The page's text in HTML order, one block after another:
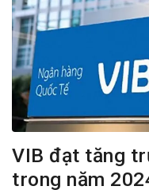
VIB đạt tăng
trong năm